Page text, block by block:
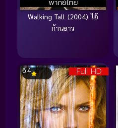
พากย์ไทย
Walking Tall (2004) ไอ้
ก้านยาว
Full HD
6.4